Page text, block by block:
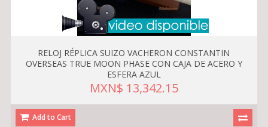
RELOJ RÉPLICA SUIZO VACHERON CONSTANTIN
OVERSEAS TRUE MOON PHASE CON CAJA DE ACERO Y
ESFERA AZUL
MXN$ 13,342.15
Add to Cart